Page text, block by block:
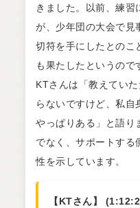
きました。以前、練習
が、少年団の大会で見
切符を手にしたとのこ
も果たしたというので
KTさんは「教えてい
らないですけど、私自
やっぱりある」と語り
でなく、サポートする
性を示しています。
【KTさん】